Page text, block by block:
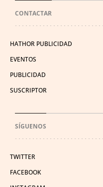
CONTACTAR
HATHOR PUBLICIDAD
EVENTOS
PUBLICIDAD
SUSCRIPTOR
SÍGUENOS
TWITTER
FACEBOOK